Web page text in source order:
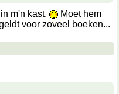
m'n kast.
Moet hem
voor zoveel boeken...